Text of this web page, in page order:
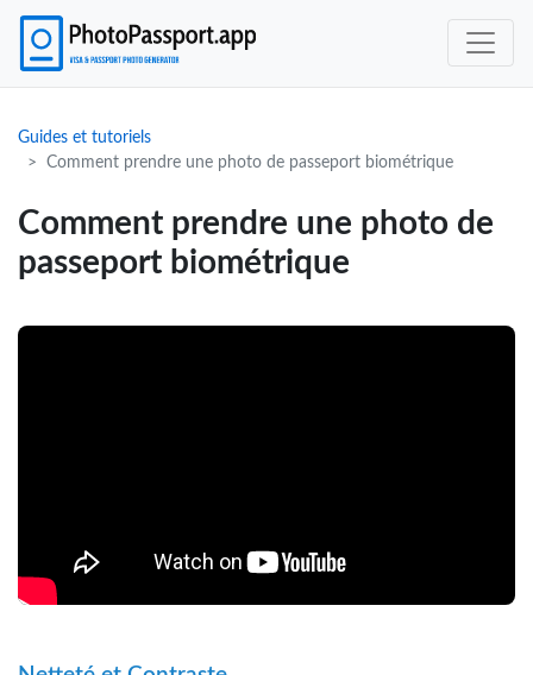
Guides et tutoriels
Comment prendre une photo de passeport biométrique
Comment prendre une photo de
passeport biométrique